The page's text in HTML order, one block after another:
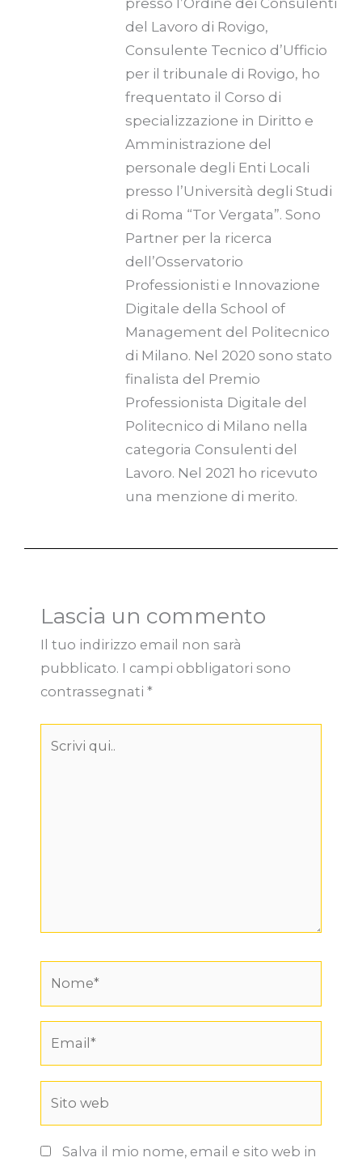
presso l’Ordine dei Consulenti
del Lavoro di Rovigo,
Consulente Tecnico d’Ufficio
per il tribunale di Rovigo, ho
frequentato il Corso di
specializzazione in Diritto e
Amministrazione del
personale degli Enti Locali
presso l’Università degli Studi
di Roma “Tor Vergata”. Sono
Partner per la ricerca
dell’Osservatorio
Professionisti e Innovazione
Digitale della School of
Management del Politecnico
di Milano. Nel 2020 sono stato
finalista del Premio
Professionista Digitale del
Politecnico di Milano nella
categoria Consulenti del
Lavoro. Nel 2021 ho ricevuto
una menzione di merito.
Lascia un commento
Il tuo indirizzo email non sarà
pubblicato. I campi obbligatori sono
contrassegnati *
Salva il mio nome, email e sito web in